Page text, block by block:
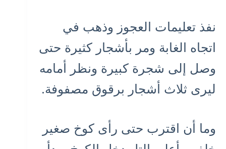
نفذ تعليمات العجوز وذهب في
اتجاه الغابة ومر بأشجار كثيرة حتى
وصل إلى شجرة كبيرة ونظر أمامه
ليرى ثلاث أشجار برقوق مصفوفة.
وما أن اقترب حتى رأى كوخ صغير